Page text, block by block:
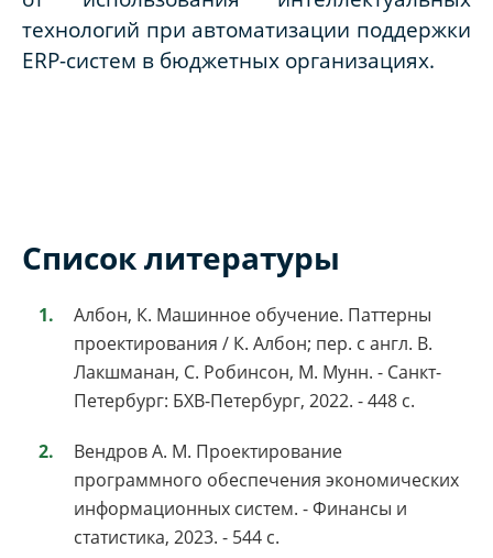
технологий при автоматизации поддержки
ERP-систем в бюджетных организациях.
Список литературы
Албон, К. Машинное обучение. Паттерны
проектирования / К. Албон; пер. с англ. В.
Лакшманан, С. Робинсон, М. Мунн. - Санкт-
Петербург: БХВ-Петербург, 2022. - 448 с.
Вендров А. М. Проектирование
программного обеспечения экономических
информационных систем. - Финансы и
статистика, 2023. - 544 с.